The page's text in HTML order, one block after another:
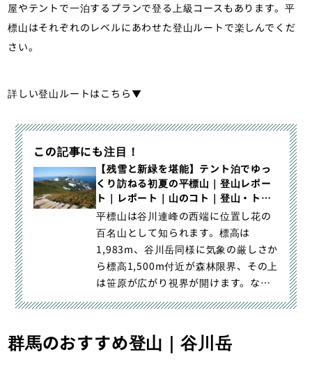
屋やテントで一泊するプランで登る上級コースもあります。平
標山はそれぞれのレベルにあわせた登山ルートで楽しんでくだ
さい。
詳しい登山ルートはこちら▼
この記事にも注目！
【残雪と新緑を堪能】テント泊でゆっ
くり訪ねる初夏の平標山｜登山レポー
ト｜レポート｜山のコト｜登山・トレ
ラン・山スキーマガジン「山旅旅」
平標山は谷川連峰の西端に位置し花の
百名山として知られます。標高は
1,983m、谷川岳同様に気象の厳しさか
ら標高1,500m付近が森林限界、その上
は笹原が広がり視界が開けます。なの
で比較的低い標高でも高｜【残雪と新
初夏の平標山｜登山・トレラン・山ス
キーマガジン「山旅旅」の「登山レポ
群馬のおすすめ登山｜谷川岳